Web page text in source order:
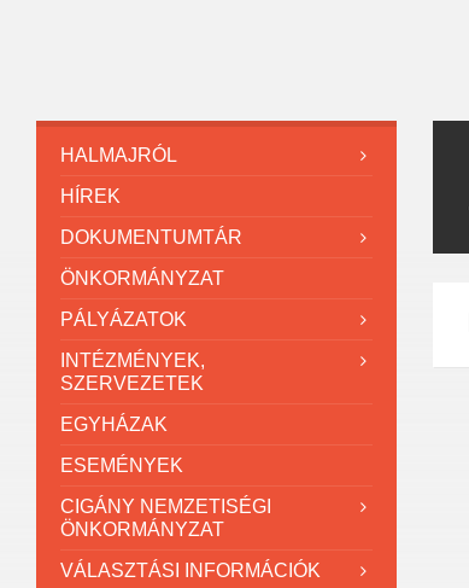
HALMAJRÓL
HÍREK
DOKUMENTUMTÁR
ÖNKORMÁNYZAT
PÁLYÁZATOK
INTÉZMÉNYEK,
SZERVEZETEK
EGYHÁZAK
ESEMÉNYEK
CIGÁNY NEMZETISÉGI
ÖNKORMÁNYZAT
VÁLASZTÁSI INFORMÁCIÓK